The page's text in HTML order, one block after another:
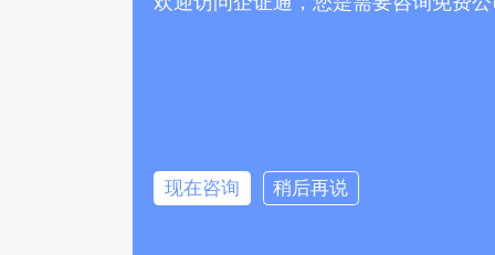
现在咨询 稍后再说